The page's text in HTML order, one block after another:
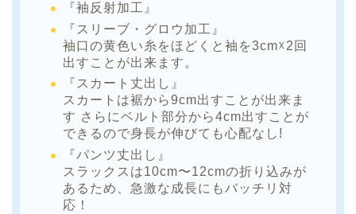
『袖反射加工』
『スリーブ・グロウ加工』
袖口の黄色い糸をほどくと袖を3cm☓2回
出すことが出来ます。
『スカート丈出し』
スカートは裾から9cm出すことが出来ま
す さらにベルト部分から4cm出すことが
できるので身長が伸びても心配なし!
『パンツ丈出し』
スラックスは10cm〜12cmの折り込みが
あるため、急激な成長にもバッチリ対
応！